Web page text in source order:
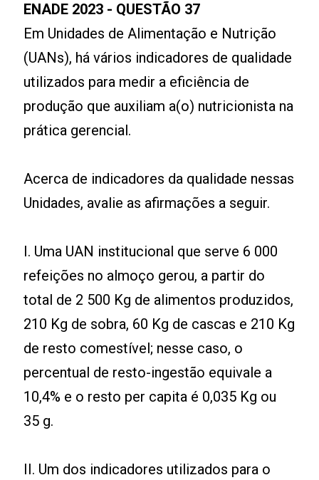
ENADE 2023 - QUESTÃO 37
Em Unidades de Alimentação e Nutrição
(UANs), há vários indicadores de qualidade
utilizados para medir a eficiência de
produção que auxiliam a(o) nutricionista na
prática gerencial.
Acerca de indicadores da qualidade nessas
Unidades, avalie as afirmações a seguir.
I. Uma UAN institucional que serve 6 000
refeições no almoço gerou, a partir do
total de 2 500 Kg de alimentos produzidos,
210 Kg de sobra, 60 Kg de cascas e 210 Kg
de resto comestível; nesse caso, o
percentual de resto-ingestão equivale a
10,4% e o resto per capita é 0,035 Kg ou
35 g.
II. Um dos indicadores utilizados para o